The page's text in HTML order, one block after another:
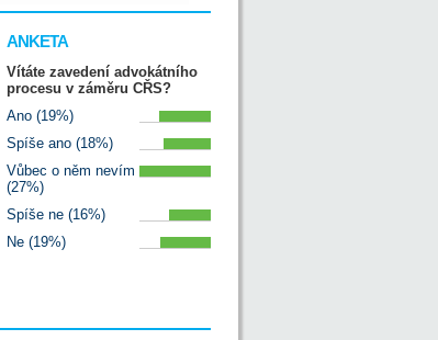
ANKETA
Vítáte zavedení advokátního
procesu v záměru CŘS?
Ano (19%)
Spíše ano (18%)
Vůbec o něm nevím
(27%)
Spíše ne (16%)
Ne (19%)